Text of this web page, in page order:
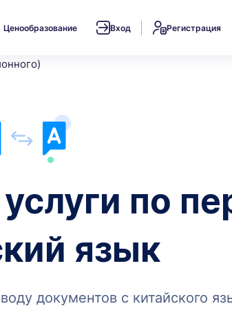
Ценообразование Вход Регистрация
по
язык
документов с китайского